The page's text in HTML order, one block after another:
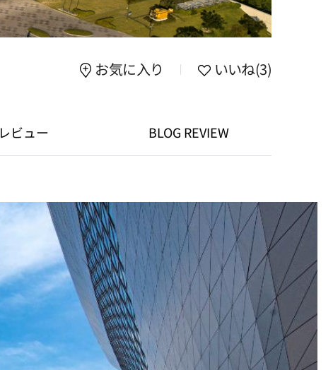
お気に入り いいね(3)
レビュー BLOG REVIEW